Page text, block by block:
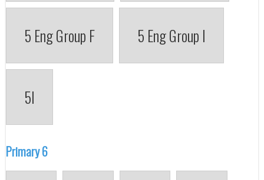
5 Eng Group F 5 Eng Group I
5I
Primary 6